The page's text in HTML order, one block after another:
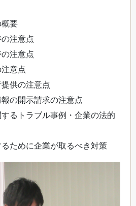
要
注意点
注意点
意点
供の注意点
の開示請求の注意点
るトラブル事例・企業の法的
ために企業が取るべき対策